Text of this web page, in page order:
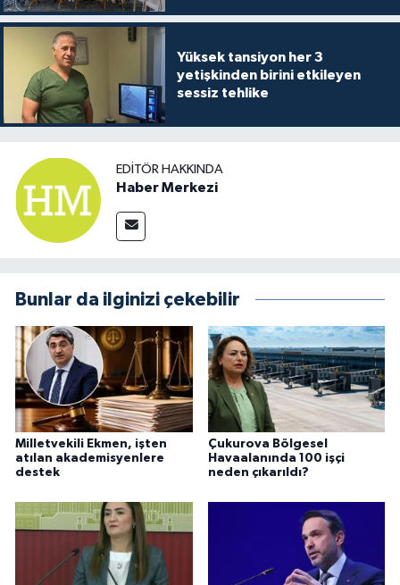
Yüksek tansiyon her 3
yetişkinden birini etkileyen
sessiz tehlike
EDITÖR HAKKINDA
Haber Merkezi
Bunlar da ilginizi çekebilir
Milletvekili Ekmen, işten
atılan akademisyenlere
destek
Çukurova Bölgesel
Havaalanında 100 işçi
neden çıkarıldı?